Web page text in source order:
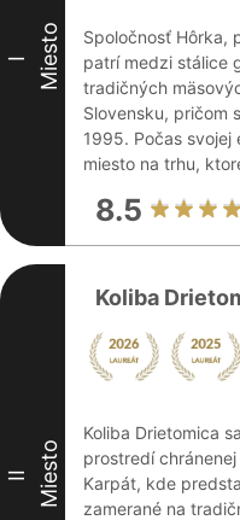
I Miesto
Spoločnosť Hôrka,
patrí medzi stálice
tradičných
Slovensku, pričom
1995. Počas svojej
miesto na trhu,
8.5
II Miesto
Koliba
Koliba Drietomica
prostredí
Karpát, kde
zamerané na